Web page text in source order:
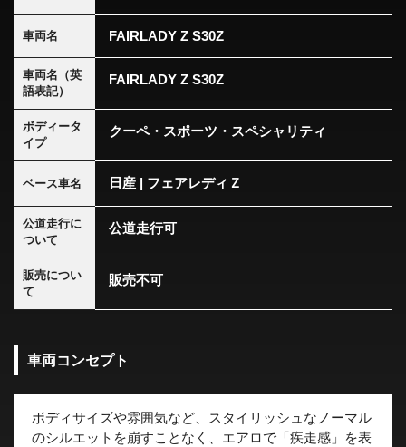
車両名 FAIRLADY Z S30Z
車両名（英
語表記）
FAIRLADY Z S30Z
ボディータ
イプ
クーペ・スポーツ・スペシャリティ
ベース車名 日産 | フェアレディＺ
公道走行に
ついて
公道走行可
販売につい
て
販売不可
車両コンセプト
ボディサイズや雰囲気など、スタイリッシュなノーマル
のシルエットを崩すことなく、エアロで「疾走感」を表